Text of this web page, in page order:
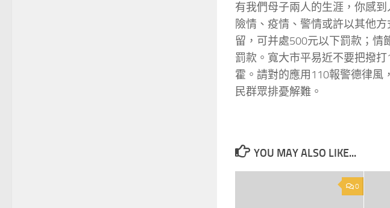
有我們母子兩人的生涯，你感
險情、疫情、警情或許以其他
留，可并處500元以下罰款；情
罰款。寬大市平易近不要把撥
霍。請對的應用110報警德律風
民群眾排憂解難。
YOU MAY ALSO LIKE...
0